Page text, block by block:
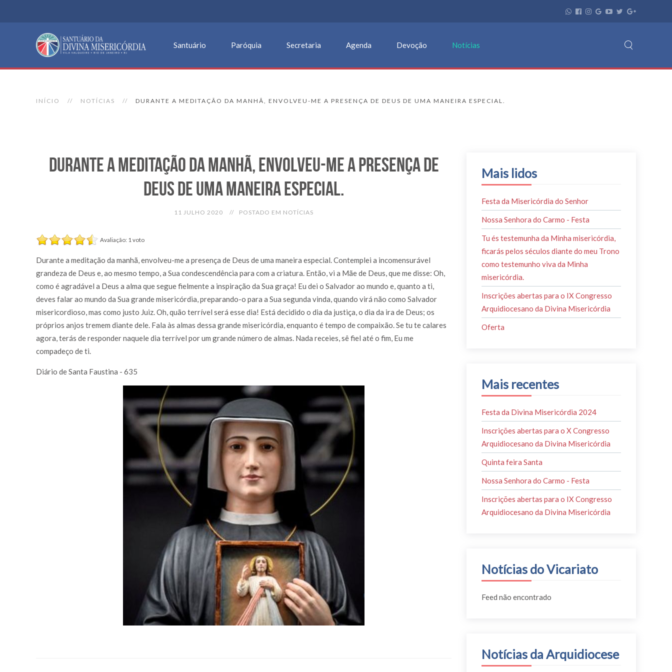
Santuário Paróquia Secretaria Agenda Devoção Notícias
INÍCIO NOTÍCIAS DURANTE A MEDITAÇÃO DA MANHÃ, ENVOLVEU-ME A PRESENÇA DE DEUS DE UMA MANEIRA ESPECIAL.
Durante a meditação da manhã, envolveu-me a presença de
Deus de uma maneira especial.
11 JULHO 2020 POSTADO EM NOTÍCIAS
Avaliação: 1 voto
Durante a meditação da manhã, envolveu-me a presença de Deus de uma maneira especial. Contemplei a incomensurável
grandeza de Deus e, ao mesmo tempo, a Sua condescendência para com a criatura. Então, vi a Mãe de Deus, que me disse: Oh,
como é agradável a Deus a alma que segue fielmente a inspiração da Sua graça! Eu dei o Salvador ao mundo e, quanto a ti,
deves falar ao mundo da Sua grande misericórdia, preparando-o para a Sua segunda vinda, quando virá não como Salvador
misericordioso, mas como justo Juiz. Oh, quão terrível será esse dia! Está decidido o dia da justiça, o dia da ira de Deus; os
próprios anjos tremem diante dele. Fala às almas dessa grande misericórdia, enquanto é tempo de compaixão. Se tu te calares
agora, terás de responder naquele dia terrível por um grande número de almas. Nada receies, sê fiel até o fim, Eu me
compadeço de ti.
Diário de Santa Faustina - 635
Mais lidos
Festa da Misericórdia do Senhor
Nossa Senhora do Carmo - Festa
Tu és testemunha da Minha misericórdia,
ficarás pelos séculos diante do meu Trono
como testemunho viva da Minha
misericórdia.
Inscrições abertas para o IX Congresso
Arquidiocesano da Divina Misericórdia
Oferta
Mais recentes
Festa da Divina Misericórdia 2024
Inscrições abertas para o X Congresso
Arquidiocesano da Divina Misericórdia
Quinta feira Santa
Nossa Senhora do Carmo - Festa
Inscrições abertas para o IX Congresso
Arquidiocesano da Divina Misericórdia
Notícias do Vicariato
Feed não encontrado
Notícias da Arquidiocese